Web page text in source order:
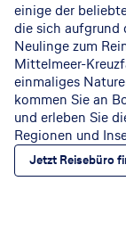
einige der
die sich aufgrund
Neulinge zum
Mittelmeer-
einmaliges
kommen Sie an
und erleben Sie
Regionen und
Jetzt Reisebüro